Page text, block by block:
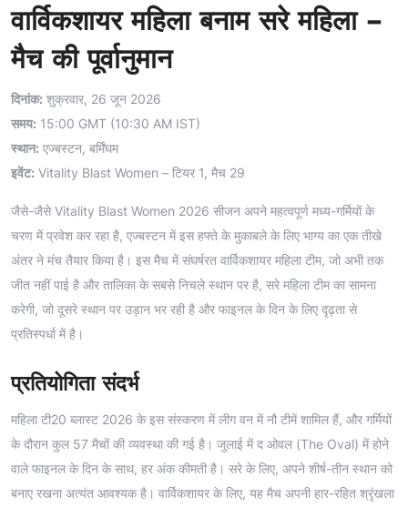
वार्विकशायर महिला बनाम सरे महिला –
मैच की पूर्वानुमान
दिनांक: शुक्रवार, 26 जून 2026
समय: 15:00 GMT (10:30 AM IST)
स्थान: एज्बस्टन, बर्मिंघम
इवेंट: Vitality Blast Women – टियर 1, मैच 29
जैसे-जैसे Vitality Blast Women 2026 सीजन अपने महत्वपूर्ण मध्य-गर्मियों के
चरण में प्रवेश कर रहा है, एज्बस्टन में इस हफ्ते के मुकाबले के लिए भाग्य का एक तीखे
अंतर ने मंच तैयार किया है। इस मैच में संघर्षरत वार्विकशायर महिला टीम, जो अभी तक
जीत नहीं पाई है और तालिका के सबसे निचले स्थान पर है, सरे महिला टीम का सामना
करेगी, जो दूसरे स्थान पर उड़ान भर रही है और फाइनल के दिन के लिए दृढ़ता से
प्रतिस्पर्धा में है।
प्रतियोगिता संदर्भ
महिला टी20 ब्लास्ट 2026 के इस संस्करण में लीग वन में नौ टीमें शामिल हैं, और गर्मियों
के दौरान कुल 57 मैचों की व्यवस्था की गई है। जुलाई में द ओवल (The Oval) में होने
वाले फाइनल के दिन के साथ, हर अंक कीमती है। सरे के लिए, अपने शीर्ष-तीन स्थान को
बनाए रखना अत्यंत आवश्यक है। वार्विकशायर के लिए, यह मैच अपनी हार-रहित श्रृंखला